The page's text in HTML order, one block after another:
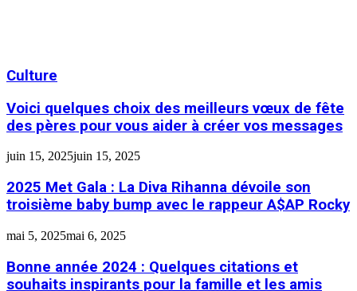
Culture
Voici quelques choix des meilleurs vœux de fête
des pères pour vous aider à créer vos messages
juin 15, 2025juin 15, 2025
2025 Met Gala : La Diva Rihanna dévoile son
troisième baby bump avec le rappeur A$AP Rocky
mai 5, 2025mai 6, 2025
Bonne année 2024 : Quelques citations et
souhaits inspirants pour la famille et les amis